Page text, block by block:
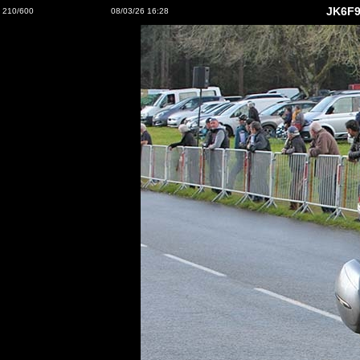
210/600 08/03/26 16:28